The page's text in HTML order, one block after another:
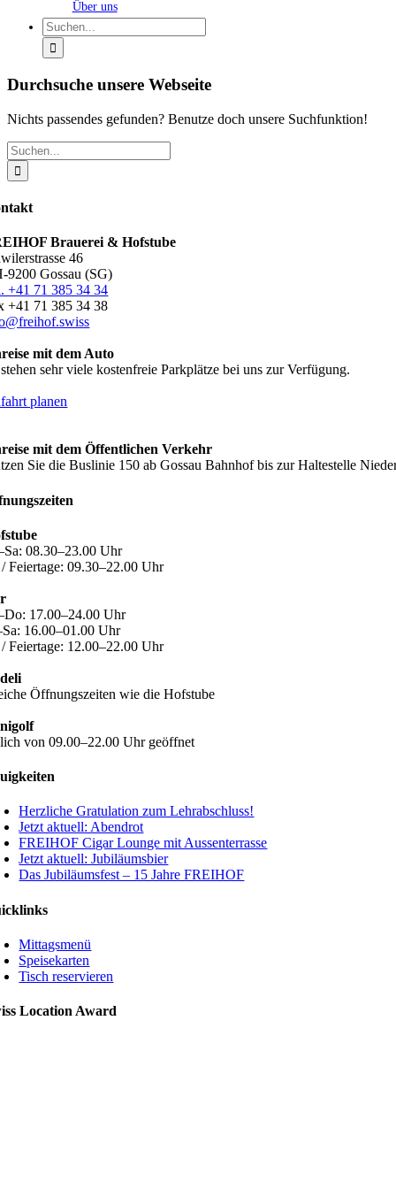
Über uns
Suche
nach:
Durchsuche unsere Webseite
Nichts passendes gefunden? Benutze doch unsere Suchfunktion!
Suche
nach:
Brauerei & Hofstube
46
9200 Gossau (SG)
+41 71 385 34 34
+41 71 385 34 38
mit dem Auto
sehr viele kostenfreie Parkplätze bei uns zur Verfügung.
planen
mit dem Öffentlichen Verkehr
Sie die Buslinie 150 ab Gossau Bahnhof bis zur Haltestelle
08.30–23.00 Uhr
Feiertage: 09.30–22.00 Uhr
17.00–24.00 Uhr
16.00–01.00 Uhr
Feiertage: 12.00–22.00 Uhr
Öffnungszeiten wie die Hofstube
von 09.00–22.00 Uhr geöffnet
Herzliche Gratulation zum Lehrabschluss!
Jetzt aktuell: Abendrot
FREIHOF Cigar Lounge mit Aussenterrasse
Jetzt aktuell: Jubiläumsbier
Das Jubiläumsfest – 15 Jahre FREIHOF
Mittagsmenü
Speisekarten
Tisch reservieren
Location Award